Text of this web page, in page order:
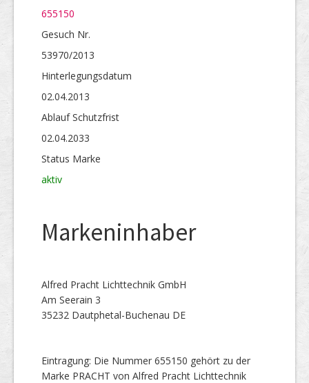
655150
Gesuch Nr.
53970/2013
Hinterlegungs­datum
02.04.2013
Ablauf Schutzfrist
02.04.2033
Status Marke
aktiv
Markeninhaber
Alfred Pracht Lichttechnik GmbH
Am Seerain 3
35232 Dautphetal-Buchenau DE
Eintragung: Die Nummer 655150 gehört zu der
Marke PRACHT von Alfred Pracht Lichttechnik